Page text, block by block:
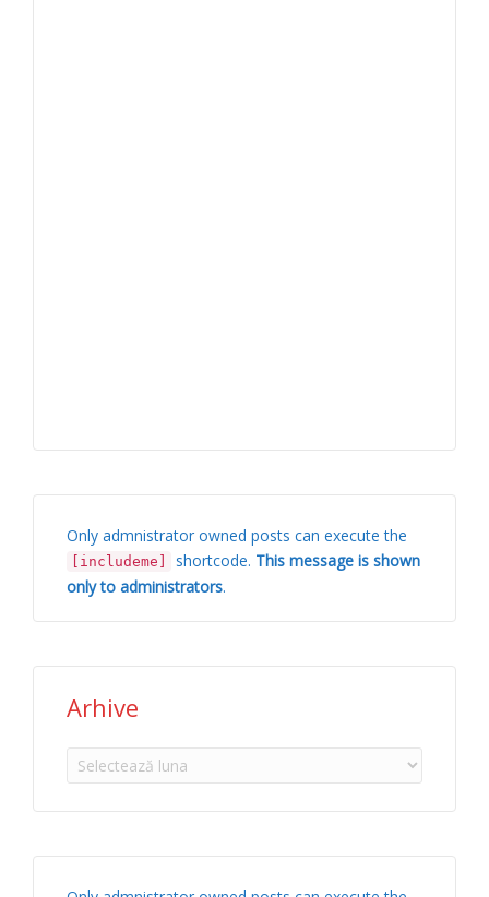
Only admnistrator owned posts can execute the
[includeme] shortcode. This message is shown
only to administrators.
Arhive
Arhive